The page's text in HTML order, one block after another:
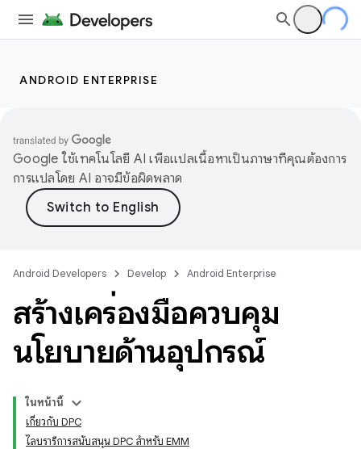
ANDROID ENTERPRISE
Google ใช้เทคโนโลยี AI เพื่อแปลเนื้อหาเป็นภาษาที่คุณต้องการ
การแปลโดย AI อาจมีข้อผิดพลาด
Android Developers Develop Android Enterprise
สร้างเครื่องมือควบคุม
นโยบายด้านอุปกรณ์
ในหน้านี้
เกี่ยวกับ DPC
ไลบรารีการสนับสนุน DPC สำหรับ EMM